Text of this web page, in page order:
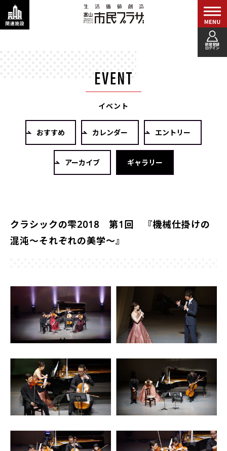
新規登録
ログイン
イベント
おすすめ カレンダー エントリー
アーカイブ ギャラリー
クラシックの雫2018 第1回 『機械仕掛けの
混沌～それぞれの美学～』